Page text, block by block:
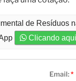
de Resíduos
Clicando aqui
Email:*